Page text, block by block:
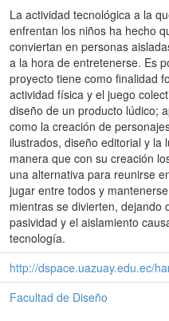
La actividad tecnológica a la
enfrentan los niños ha hecho
conviertan en personas
a la hora de entretenerse. Es
proyecto tiene como finalidad
actividad física y el juego
diseño de un producto lúdico;
como la creación de
ilustrados, diseño editorial y la
manera que con su creación
una alternativa para reunirse
jugar entre todos y
mientras se divierten, dejando
pasividad y el aislamiento
tecnología.
http://dspace.uazuay.edu.ec/
Facultad de Diseño